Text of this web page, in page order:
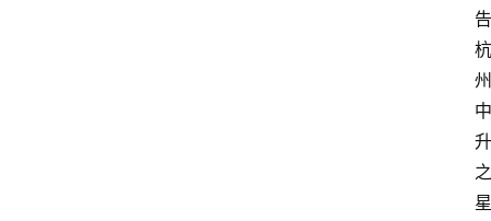
告
杭
州
中
升
之
星